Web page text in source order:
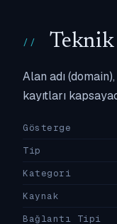
Teknik
Alan adı
kayıtları
Gösterge
Tip
Kategori
Kaynak
Bağlantı Tipi